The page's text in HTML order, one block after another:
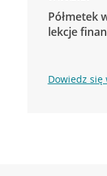
Półmetek
lekcje
Dowiedz się